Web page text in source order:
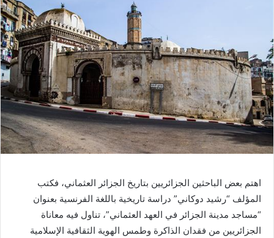
اهتم بعض الباحثين الجزائريين بتاريخ الجزائر العثماني، فكتب
المؤلف “رشيد دوكاني” دراسة تاريخية باللغة الفرنسية بعنوان
“مساجد مدينة الجزائر في العهد العثماني”، تناول فيه معاناة
الجزائريين من فقدان الذاكرة وطمس الهوية الثقافية الإسلامية